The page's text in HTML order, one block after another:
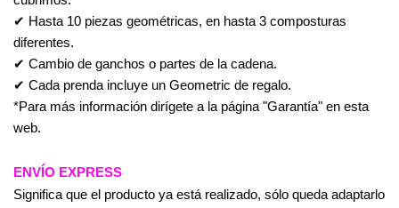
✔ Hasta 10 piezas geométricas, en hasta 3 composturas
diferentes.
✔ Cambio de ganchos o partes de la cadena.
✔ Cada prenda incluye un Geometric de regalo.
*Para más información dirígete a la página "Garantía" en esta
web.
ENVÍO EXPRESS
Significa que el producto ya está realizado, sólo queda adaptarlo